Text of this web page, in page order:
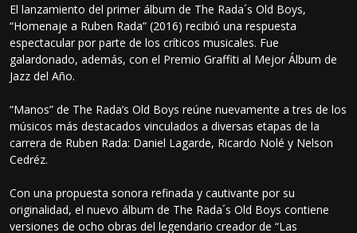
El lanzamiento del primer álbum de The Rada´s Old Boys,
“Homenaje a Ruben Rada” (2016) recibió una respuesta
espectacular por parte de los críticos musicales. Fue
galardonado, además, con el Premio Graffiti al Mejor Álbum de
Jazz del Año.
“Manos” de The Rada’s Old Boys reúne nuevamente a tres de los
músicos más destacados vinculados a diversas etapas de la
carrera de Ruben Rada: Daniel Lagarde, Ricardo Nolé y Nelson
Cedréz.
Con una propuesta sonora refinada y cautivante por su
originalidad, el nuevo álbum de The Rada´s Old Boys contiene
versiones de ocho obras del legendario creador de “Las